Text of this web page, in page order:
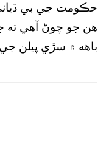
حڪومت جي بي
باهه ۾ سڙي پيلن